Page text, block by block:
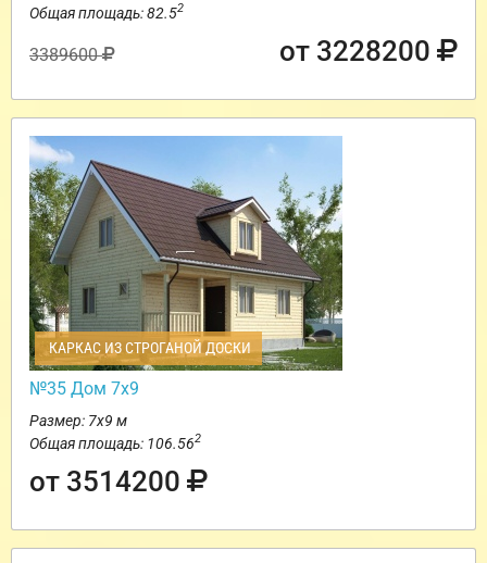
Общая площадь: 82.52
3389600 от 3228200
КАРКАС ИЗ СТРОГАНОЙ ДОСКИ
№35 Дом 7х9
Размер: 7х9 м
Общая площадь: 106.562
от 3514200